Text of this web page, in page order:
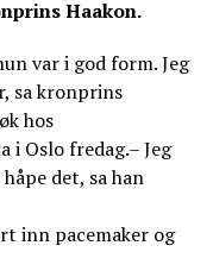
Haakon.
var i god form. Jeg
sa kronprins
hos
Oslo fredag.– Jeg
det, sa han
inn pacemaker og